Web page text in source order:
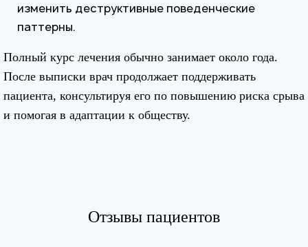
изменить деструктивные поведенческие
паттерны.
Полный курс лечения обычно занимает около года.
После выписки врач продолжает поддерживать
пациента, консультируя его по повышению риска срыва
и помогая в адаптации к обществу.
Отзывы пациентов